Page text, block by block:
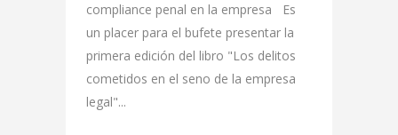
compliance penal en la empresa Es
un placer para el bufete presentar la
primera edición del libro "Los delitos
cometidos en el seno de la empresa
legal"...